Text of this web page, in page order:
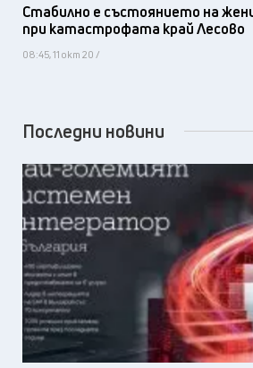
Стабилно е състоянието на
при катастрофата край Лесово
08:45, 11 окт 20 /
Последни новини